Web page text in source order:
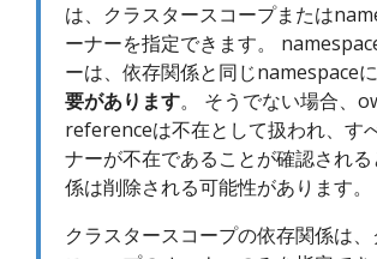
は、クラスタースコープまたは
ーナーを指定できます。
ーは、依存関係と同じnamespaceに
要があります。 そうでない場合、
referenceは不在として扱われ、す
ナーが不在であることが確認され
係は削除される可能性があります。
クラスタースコープの依存関係は